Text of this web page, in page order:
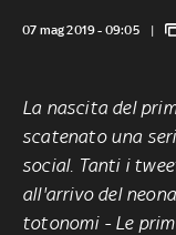
07 mag 2019 - 09:05
La nascita del
scatenato una
social. Tanti i
all'arrivo del
totonomi- Le